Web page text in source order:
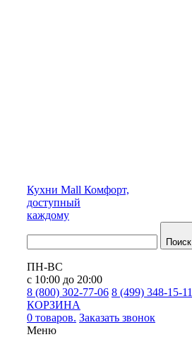
Кухни Mall Комфорт,
доступный
каждому
Поиск
ПН-ВС
с 10:00 до 20:00
8 (800) 302-77-06 8 (499) 348-15-11
КОРЗИНА
0 товаров. Заказать звонок
Меню